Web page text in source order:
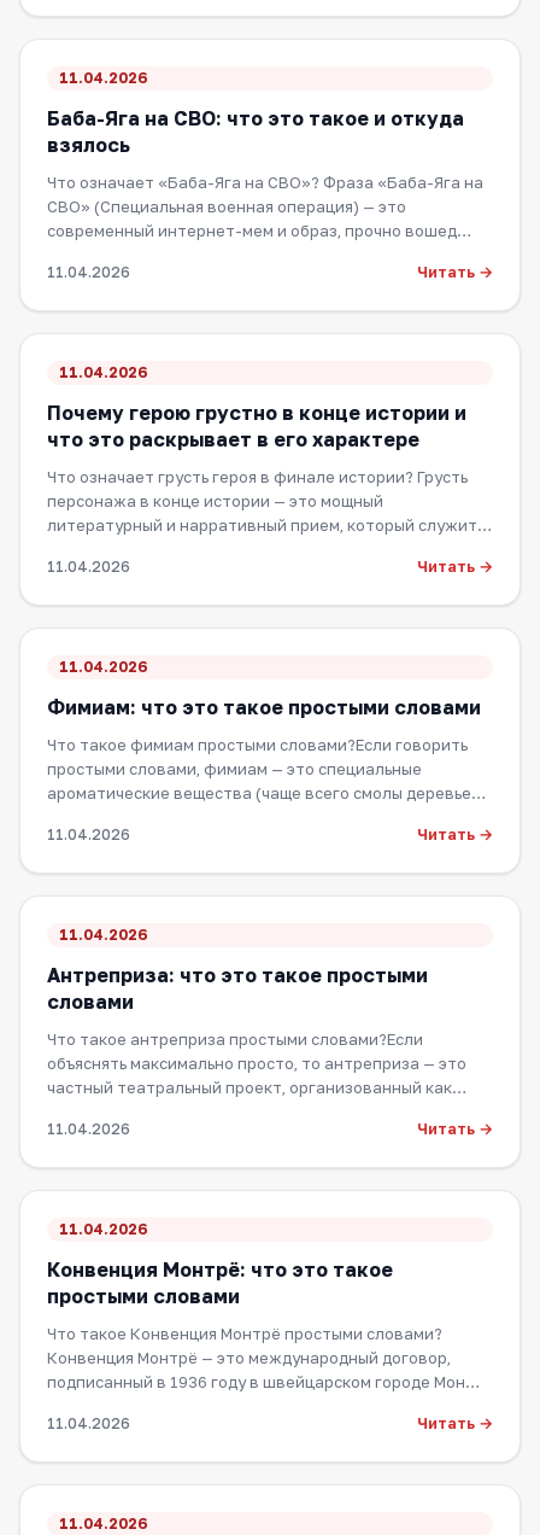
11.04.2026
Баба-Яга на СВО: что это такое и откуда
взялось
Что означает «Баба-Яга на СВО»? Фраза «Баба-Яга на
СВО» (Специальная военная операция) — это
современный интернет-мем и образ, прочно вошед…
11.04.2026 Читать →
11.04.2026
Почему герою грустно в конце истории и
что это раскрывает в его характере
Что означает грусть героя в финале истории? Грусть
персонажа в конце истории — это мощный
литературный и нарративный прием, который служит…
11.04.2026 Читать →
11.04.2026
Фимиам: что это такое простыми словами
Что такое фимиам простыми словами?Если говорить
простыми словами, фимиам — это специальные
ароматические вещества (чаще всего смолы деревье…
11.04.2026 Читать →
11.04.2026
Антреприза: что это такое простыми
словами
Что такое антреприза простыми словами?Если
объяснять максимально просто, то антреприза — это
частный театральный проект, организованный как…
11.04.2026 Читать →
11.04.2026
Конвенция Монтрё: что это такое
простыми словами
Что такое Конвенция Монтрё простыми словами?
Конвенция Монтрё — это международный договор,
подписанный в 1936 году в швейцарском городе Мон…
11.04.2026 Читать →
11.04.2026